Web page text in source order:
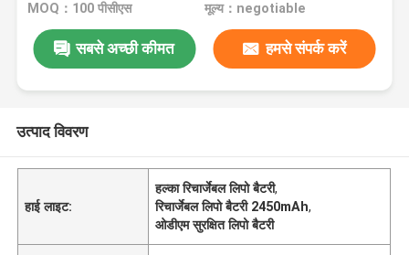
MOQ：100 पीसीएस मूल्य：negotiable
सबसे अच्छी कीमत हमसे संपर्क करें
उत्पाद विवरण
हाई लाइट:
हल्का रिचार्जेबल लिपो बैटरी,
रिचार्जेबल लिपो बैटरी 2450mAh,
ओडीएम सुरक्षित लिपो बैटरी